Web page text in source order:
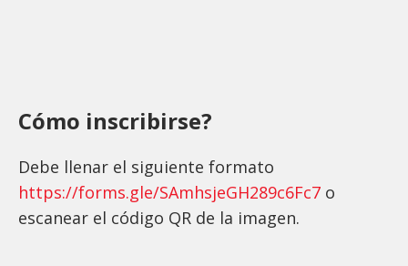
Cómo inscribirse?
Debe llenar el siguiente formato
https://forms.gle/SAmhsjeGH289c6Fc7 o
escanear el código QR de la imagen.